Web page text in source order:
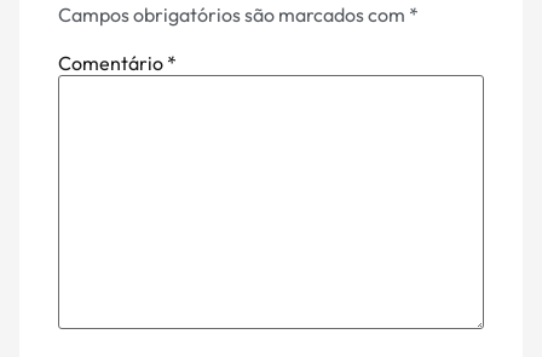
Campos obrigatórios são marcados com *
Comentário *